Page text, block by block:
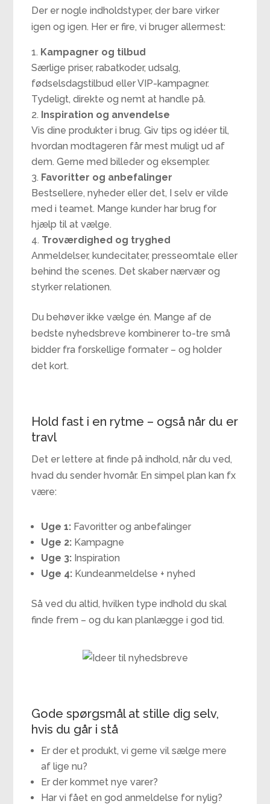
Der er nogle indholdstyper, der bare virker
igen og igen. Her er fire, vi bruger allermest:
Kampagner og tilbud
Særlige priser, rabatkoder, udsalg,
fødselsdagstilbud eller VIP-kampagner.
Tydeligt, direkte og nemt at handle på.
Inspiration og anvendelse
Vis dine produkter i brug. Giv tips og idéer til,
hvordan modtageren får mest muligt ud af
dem. Gerne med billeder og eksempler.
Favoritter og anbefalinger
Bestsellere, nyheder eller det, I selv er vilde
med i teamet. Mange kunder har brug for
hjælp til at vælge.
Troværdighed og tryghed
Anmeldelser, kundecitater, presseomtale eller
behind the scenes. Det skaber nærvær og
styrker relationen.
Du behøver ikke vælge én. Mange af de
bedste nyhedsbreve kombinerer to-tre små
bidder fra forskellige formater – og holder
det kort.
Hold fast i en rytme – også når du er
travl
Det er lettere at finde på indhold, når du ved,
hvad du sender hvornår. En simpel plan kan fx
være:
Uge 1: Favoritter og anbefalinger
Uge 2: Kampagne
Uge 3: Inspiration
Uge 4: Kundeanmeldelse + nyhed
Så ved du altid, hvilken type indhold du skal
finde frem – og du kan planlægge i god tid.
Gode spørgsmål at stille dig selv,
hvis du går i stå
Er der et produkt, vi gerne vil sælge mere
af lige nu?
Er der kommet nye varer?
Har vi fået en god anmeldelse for nylig?